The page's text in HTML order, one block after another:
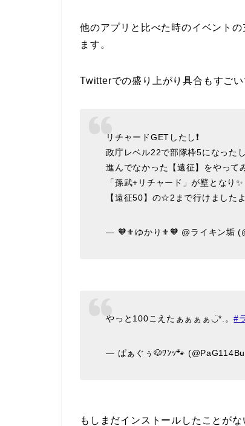
他のアプリと比べた時のイベント
ます。
Twitterでの盛り上がり具合もすごい
リチャードGETしたし❗️
政庁レベル22で部隊枠5になったし
「孫武+リチャード」が壁となり✨
【遠征50】の☆2まで行けました
— 🧡⚜️ゆかり⚜️🧡 @ライキン垢
やっと100こえたぁぁぁぁ◡̈*.。#
— ぱぁぐぅ🐶ﾜﾝｯ🐾
もしまだインストールしたことが